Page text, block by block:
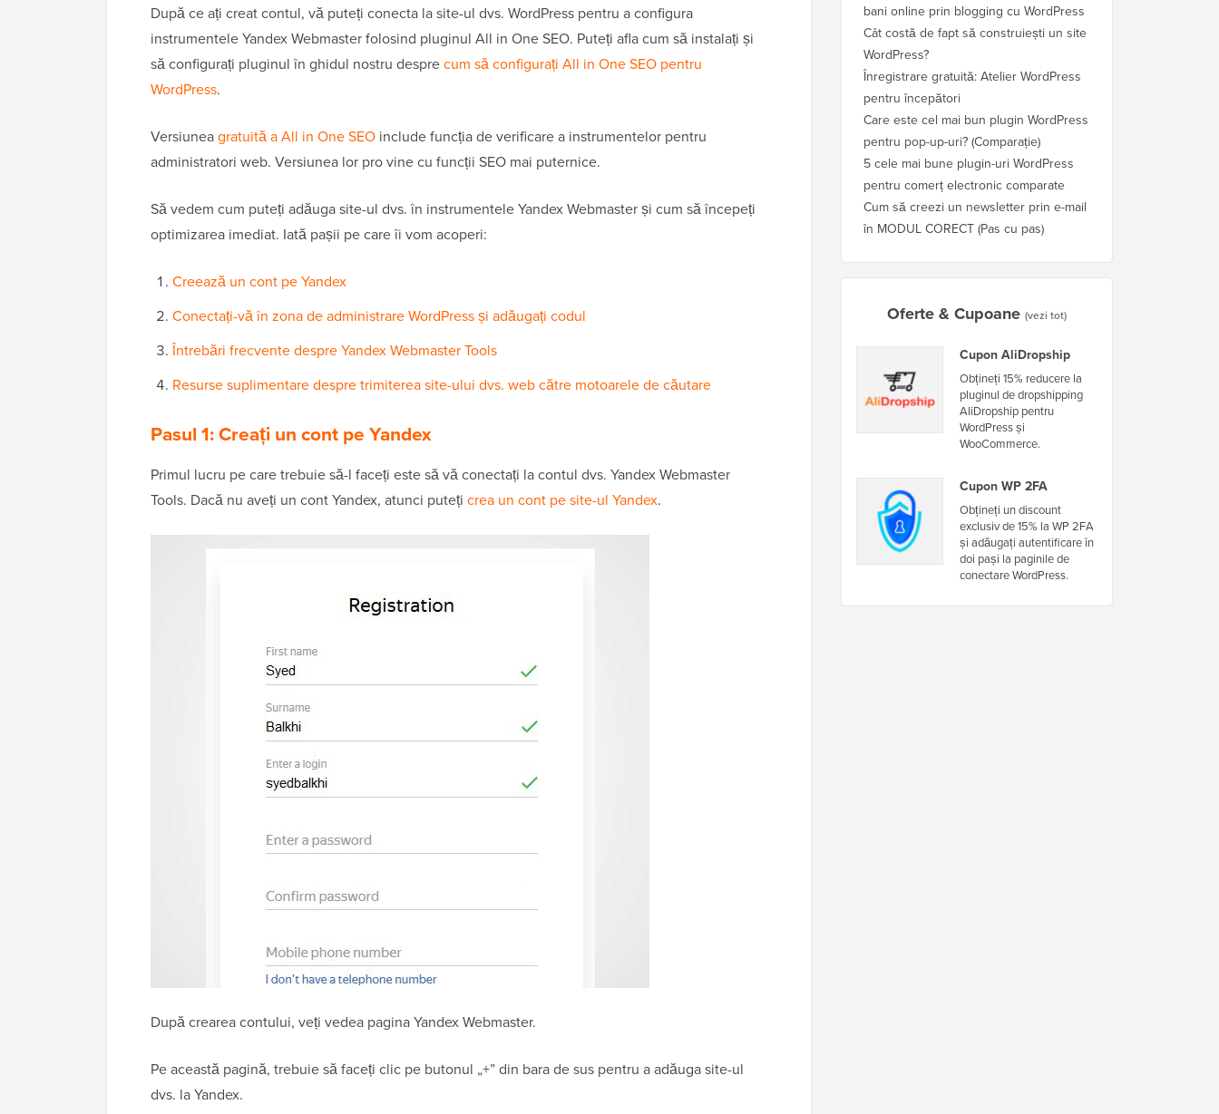
După ce ați creat contul, vă puteți conecta la site-ul dvs. WordPress pentru a configura
instrumentele Yandex Webmaster folosind pluginul All in One SEO. Puteți afla cum să instalați și
să configurați pluginul în ghidul nostru desprecum să configurați All in One SEO pentru
WordPress.
Versiuneagratuită a All in One SEO include funcția de verificare a instrumentelor pentru
administratori web. Versiunea lor pro vine cu funcții SEO mai puternice.
Să vedem cum puteți adăuga site-ul dvs. în instrumentele Yandex Webmaster și cum să începeți
optimizarea imediat. Iată pașii pe care îi vom acoperi:
Creează un cont pe Yandex
Conectați-vă în zona de administrare WordPress și adăugați codul
Întrebări frecvente despre Yandex Webmaster Tools
Resurse suplimentare despre trimiterea site-ului dvs. web către motoarele de căutare
Pasul 1: Creați un cont pe Yandex
Primul lucru pe care trebuie să-l faceți este să vă conectați la contul dvs. Yandex Webmaster
Tools. Dacă nu aveți un cont Yandex, atunci puteți crea un cont pe site-ul Yandex.
După crearea contului, veți vedea pagina Yandex Webmaster.
Pe această pagină, trebuie să faceți clic pe butonul „+” din bara de sus pentru a adăuga site-ul
dvs. la Yandex.
bani online prin blogging cu WordPress
Cât costă de fapt să construiești un site
WordPress?
Înregistrare gratuită: Atelier WordPress
pentru începători
Care este cel mai bun plugin WordPress
pentru pop-up-uri? (Comparație)
5 cele mai bune plugin-uri WordPress
pentru comerț electronic comparate
Cum să creezi un newsletter prin e-mail
în MODUL CORECT (Pas cu pas)
Oferte & Cupoane (vezi tot)
Cupon AliDropship
Obțineți 15% reducere la
pluginul de dropshipping
AliDropship pentru
WordPress și
WooCommerce.
Cupon WP 2FA
Obțineți un discount
exclusiv de 15% la WP 2FA
și adăugați autentificare în
doi pași la paginile de
conectare WordPress.